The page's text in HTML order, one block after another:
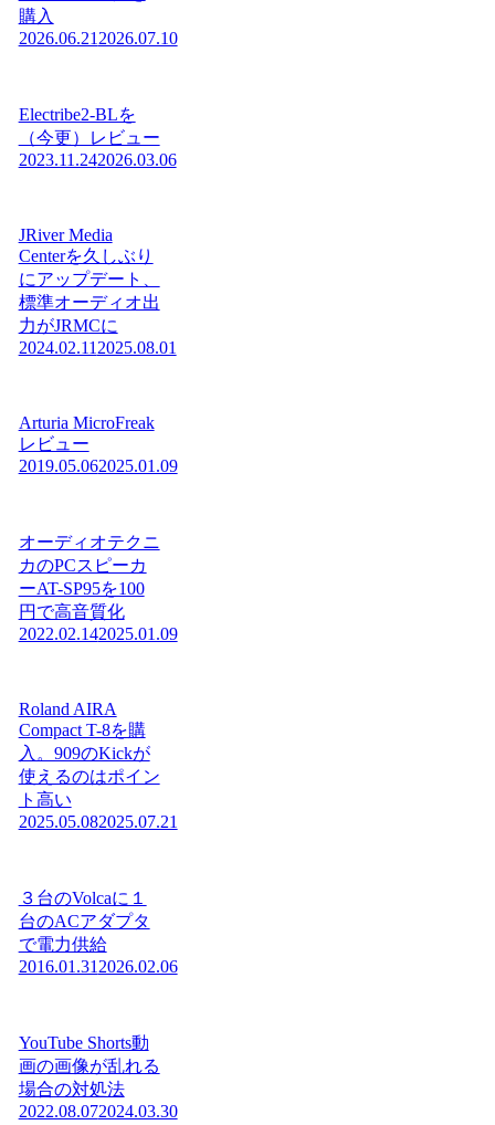
購入
2026.06.21 2026.07.10
Electribe2-BLを
（今更）レビュー
2023.11.242026.03.06
JRiver Media
Centerを久しぶり
にアップデート、
標準オーディオ出
力がJRMCに
2024.02.11 2025.08.01
Arturia MicroFreak
レビュー
2019.05.062025.01.09
オーディオテクニ
カのPCスピーカ
ーAT-SP95を100
円で高音質化
2022.02.142025.01.09
Roland AIRA
Compact T-8を購
入。909のKickが
使えるのはポイン
ト高い
2025.05.082025.07.21
３台のVolcaに１
台のACアダプタ
で電力供給
2016.01.31 2026.02.06
YouTube Shorts動
画の画像が乱れる
場合の対処法
2022.08.072024.03.30